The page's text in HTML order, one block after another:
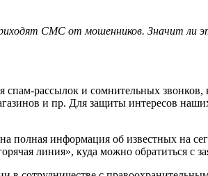
СМС от мошенников. Значит
рассылок и сомнительных
и пр. Для защиты интересов
полная информация об известных на
линия», куда можно обратиться с